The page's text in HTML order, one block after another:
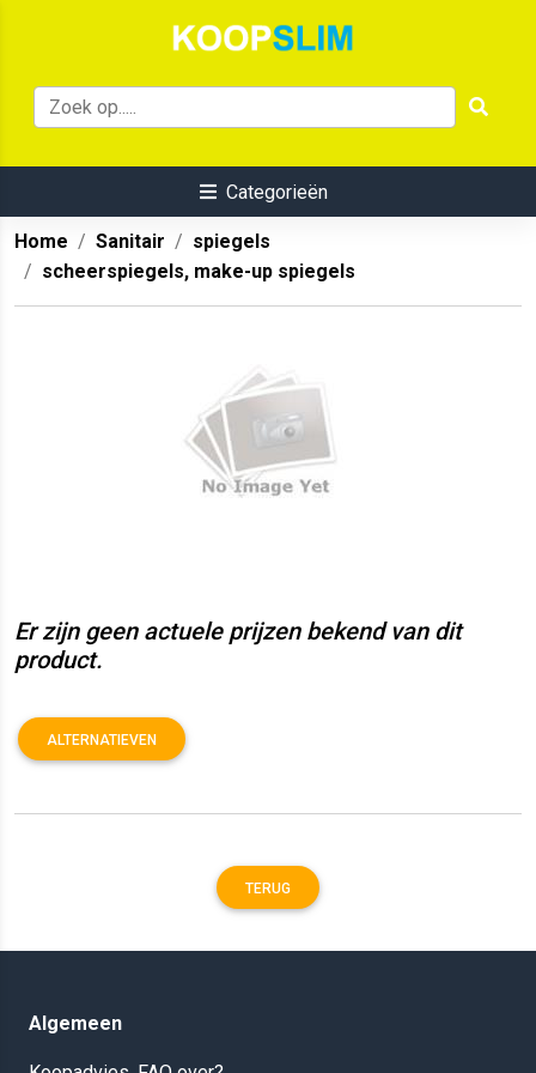
Categorieën
Home Sanitair
spiegels
scheerspiegels, make-up spiegels
Er zijn geen actuele prijzen bekend van dit
product.
ALTERNATIEVEN
TERUG
Algemeen